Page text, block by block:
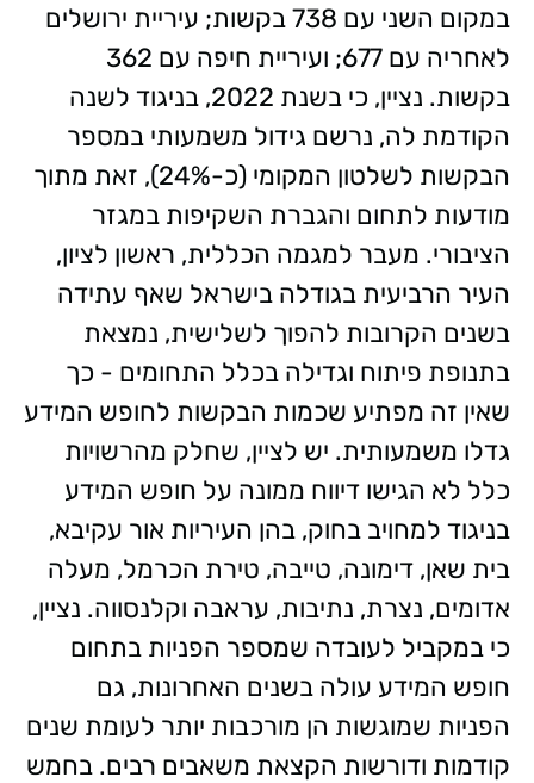
במקום השני עם 738 בקשות; עיריית ירושלים
לאחריה עם 677; ועיריית חיפה עם 362
בקשות. נציין, כי בשנת 2022, בניגוד לשנה
הקודמת לה, נרשם גידול משמעותי במספר
הבקשות לשלטון המקומי (כ-24%), זאת מתוך
מודעות לתחום והגברת השקיפות במגזר
הציבורי. מעבר למגמה הכללית, ראשון לציון,
העיר הרביעית בגודלה בישראל שאף עתידה
בשנים הקרובות להפוך לשלישית, נמצאת
בתנופת פיתוח וגדילה בכלל התחומים - כך
שאין זה מפתיע שכמות הבקשות לחופש המידע
גדלו משמעותית. יש לציין, שחלק מהרשויות
כלל לא הגישו דיווח ממונה על חופש המידע
בניגוד למחויב בחוק, בהן העיריות אור עקיבא,
בית שאן, דימונה, טייבה, טירת הכרמל, מעלה
אדומים, נצרת, נתיבות, עראבה וקלנסווה. נציין,
כי במקביל לעובדה שמספר הפניות בתחום
חופש המידע עולה בשנים האחרונות, גם
הפניות שמוגשות הן מורכבות יותר לעומת שנים
קודמות ודורשות הקצאת משאבים רבים. בחמש